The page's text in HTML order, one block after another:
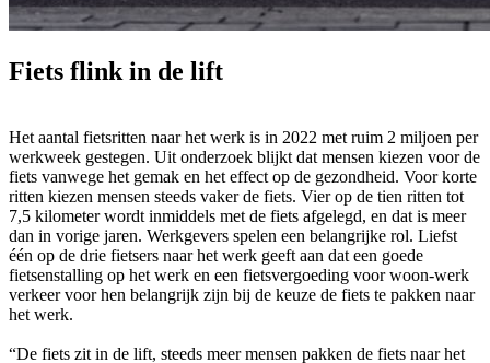
Fiets flink in de lift
Het aantal fietsritten naar het werk is in 2022 met ruim 2 miljoen per
werkweek gestegen. Uit onderzoek blijkt dat mensen kiezen voor de
fiets vanwege het gemak en het effect op de gezondheid. Voor korte
ritten kiezen mensen steeds vaker de fiets. Vier op de tien ritten tot
7,5 kilometer wordt inmiddels met de fiets afgelegd, en dat is meer
dan in vorige jaren. Werkgevers spelen een belangrijke rol. Liefst
één op de drie fietsers naar het werk geeft aan dat een goede
fietsenstalling op het werk en een fietsvergoeding voor woon-werk
verkeer voor hen belangrijk zijn bij de keuze de fiets te pakken naar
het werk.
“De fiets zit in de lift, steeds meer mensen pakken de fiets naar het